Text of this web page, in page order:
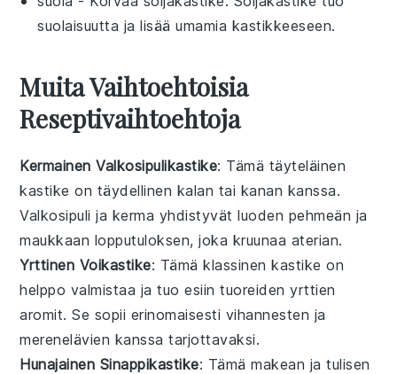
suolaisuutta ja lisää umamia kastikkeeseen.
Muita Vaihtoehtoisia
Reseptivaihtoehtoja
Kermainen Valkosipulikastike: Tämä täyteläinen
kastike on täydellinen kalan tai kanan kanssa.
Valkosipuli ja kerma yhdistyvät luoden pehmeän ja
maukkaan lopputuloksen, joka kruunaa aterian.
Yrttinen Voikastike: Tämä klassinenkastike on
helppo valmistaa ja tuo esiin tuoreiden yrttien
aromit. Se sopii erinomaisesti vihannesten ja
merenelävien kanssa tarjottavaksi.
Hunajainen Sinappikastike: Tämä makean ja tulisen